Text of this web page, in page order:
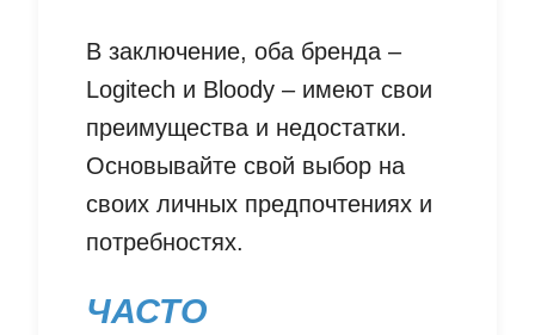
В заключение, оба бренда –
Logitech и Bloody – имеют свои
преимущества и недостатки.
Основывайте свой выбор на
своих личных предпочтениях и
потребностях.
ЧАСТО